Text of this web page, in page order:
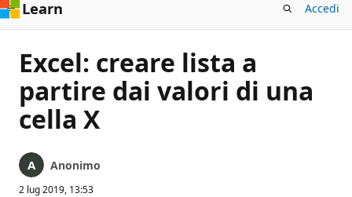
Learn Accedi
Excel: creare lista a
partire dai valori di una
cella X
Anonimo
2 lug 2019, 13:53